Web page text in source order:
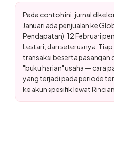
Pada contoh ini, jurnal
Januari ada penjualan ke
Pendapatan), 12 Februari
Lestari, dan seterusnya.
transaksi beserta pasangan
"buku harian" usaha — cara
yang terjadi pada periode
ke akun spesifik lewat